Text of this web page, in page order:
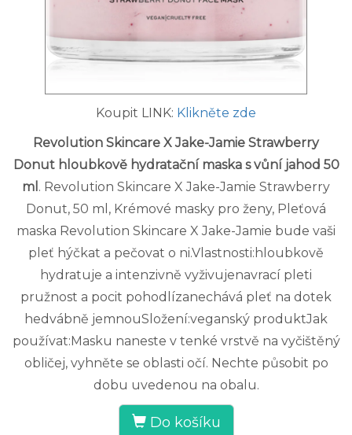
Koupit LINK: Klikněte zde
Revolution Skincare X Jake-Jamie Strawberry
Donut hloubkově hydratační maska s vůní jahod 50
ml . Revolution Skincare X Jake-Jamie Strawberry
Donut, 50 ml, Krémové masky pro ženy, Pleťová
maska Revolution Skincare X Jake-Jamie bude vaši
pleť hýčkat a pečovat o ni.Vlastnosti:hloubkově
hydratuje a intenzivně vyživujenavrací pleti
pružnost a pocit pohodlízanechává pleť na dotek
hedvábně jemnouSložení:veganský produktJak
používat:Masku naneste v tenké vrstvě na vyčištěný
obličej, vyhněte se oblasti očí. Nechte působit po
dobu uvedenou na obalu.
Do košíku